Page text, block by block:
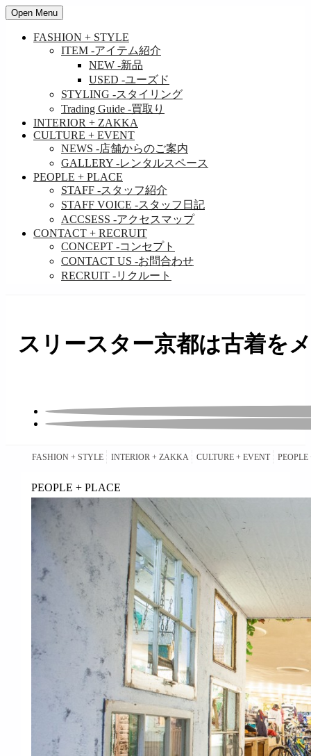
Open Menu
FASHION + STYLE
ITEM -アイテム紹介
NEW -新品
USED -ユーズド
STYLING -スタイリング
Trading Guide -買取り
INTERIOR + ZAKKA
CULTURE + EVENT
NEWS -店舗からのご案内
GALLERY -レンタルスペース
PEOPLE + PLACE
STAFF -スタッフ紹介
STAFF VOICE -スタッフ日記
ACCSESS -アクセスマップ
CONTACT + RECRUIT
CONCEPT -コンセプト
CONTACT US -お問合わせ
RECRUIT -リクルート
スリースター京都は古着を
FASHION + STYLE INTERIOR + ZAKKA CULTURE + EVENT PEOPLE
PEOPLE + PLACE